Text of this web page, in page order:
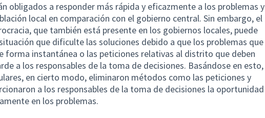
obligados a responder más rápida y eficazmente a los problemas y
local en comparación con el gobierno central. Sin embargo, el
que también está presente en los gobiernos locales, puede
que dificulte las soluciones debido a que los problemas que
forma instantánea o las peticiones relativas al distrito que deben
a los responsables de la toma de decisiones. Basándose en esto,
en cierto modo, eliminaron métodos como las peticiones y
a los responsables de la toma de decisiones la oportunidad
en los problemas.